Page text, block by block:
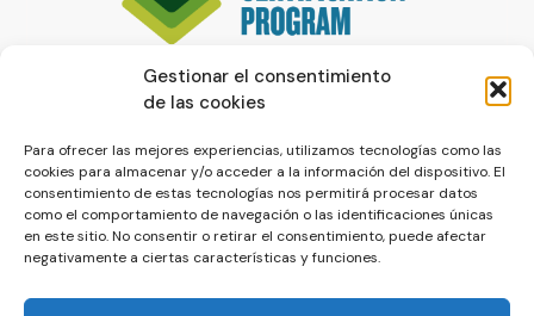
Gestionar el consentimiento
de las cookies
Para ofrecer las mejores experiencias, utilizamos tecnologías como las
cookies para almacenar y/o acceder a la información del dispositivo. El
consentimiento de estas tecnologías nos permitirá procesar datos
como el comportamiento de navegación o las identificaciones únicas
en este sitio. No consentir o retirar el consentimiento, puede afectar
negativamente a ciertas características y funciones.